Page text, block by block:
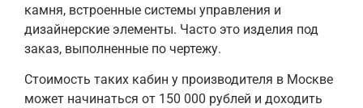
камня, встроенные системы управления и
дизайнерские элементы. Часто это изделия под
заказ, выполненные по чертежу.
Стоимость таких кабин у производителя в Москве
может начинаться от 150 000 рублей и доходить